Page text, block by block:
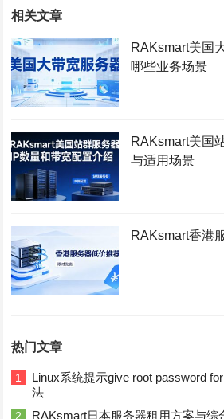
相关文章
RAKsmart美国
哪些业务场景
RAKsmart美国
与适用场景
RAKsmart香港
热门文章
1
Linux系统提示give root password
法
2 RAKsmart日本服务器租用方案与综